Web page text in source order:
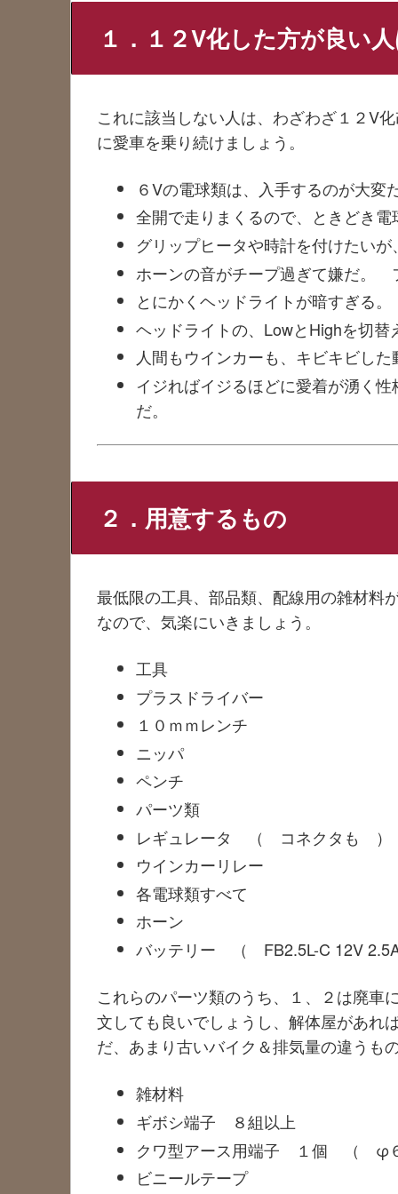
１．１２V化した方が良い
これに該当しない人は、わざわざ１２V
に愛車を乗り続けましょう。
６Vの電球類は、入手するのが大変
全開で走りまくるので、ときどき
グリップヒータや時計を付けたい
ホーンの音がチープ過ぎて嫌だ。
とにかくヘッドライトが暗すぎ
ヘッドライトの、LowとHighを切
人間もウインカーも、キビキビし
イジればイジるほどに愛着が湧く
だ。
２．用意するもの
最低限の工具、部品類、配線用の雑材
なので、気楽にいきましょう。
工具
プラスドライバー
１０ｍｍレンチ
ニッパ
ペンチ
パーツ類
レギュレータ （ コネクタも ）
ウインカーリレー
各電球類すべて
ホーン
バッテリー （ FB2.5L-C 12V
これらのパーツ類のうち、１、２は廃
文しても良いでしょうし、解体屋があ
だ、あまり古いバイク＆排気量の違うも
雑材料
ギボシ端子 ８組以上
クワ型アース用端子 １個 （ φ
ビニールテープ